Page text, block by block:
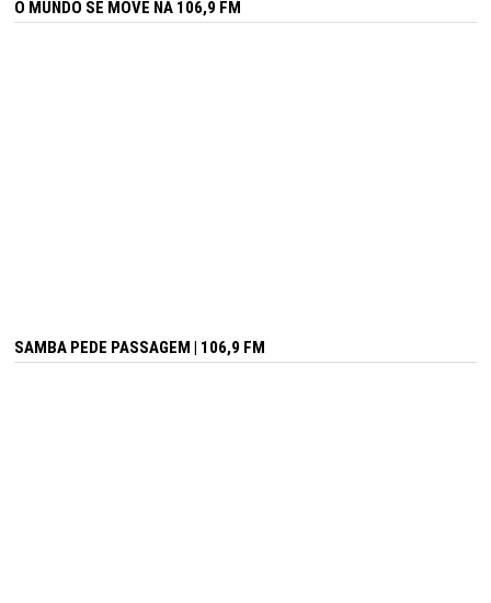
O MUNDO SE MOVE NA 106,9 FM
SAMBA PEDE PASSAGEM | 106,9 FM